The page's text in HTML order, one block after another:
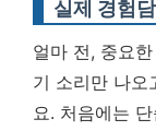
실제 경험
얼마 전, 중요
기 소리만 나오
요. 처음에는